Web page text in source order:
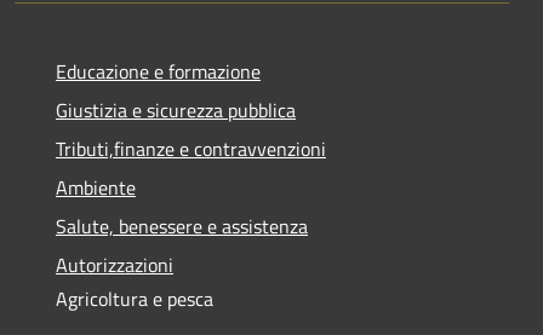
Educazione e formazione
Giustizia e sicurezza pubblica
Tributi,finanze e contravvenzioni
Ambiente
Salute, benessere e assistenza
Autorizzazioni
Agricoltura e pesca